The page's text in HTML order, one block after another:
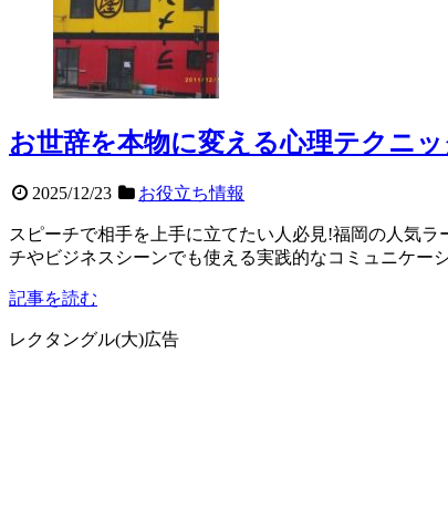
お世辞を本物に変える心理テクニ
2025/12/23 お役立ち情報
スピーチで相手を上手に立てたい人必見!福岡の人気
チやビジネスシーンでも使える実践的なコミュニケー
記事を読む
レクタングル(大)広告